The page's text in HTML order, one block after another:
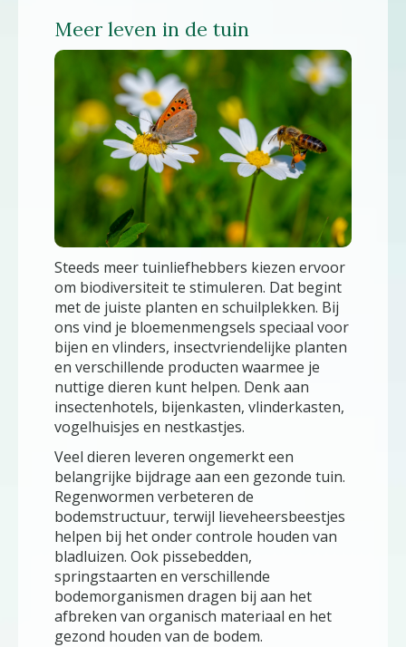
Meer leven in de tuin
Steeds meer tuinliefhebbers kiezen ervoor
om biodiversiteit te stimuleren. Dat begint
met de juiste planten en schuilplekken. Bij
ons vind je bloemenmengsels speciaal voor
bijen en vlinders, insectvriendelijke planten
en verschillende producten waarmee je
nuttige dieren kunt helpen. Denk aan
insectenhotels, bijenkasten, vlinderkasten,
vogelhuisjes en nestkastjes.
Veel dieren leveren ongemerkt een
belangrijke bijdrage aan een gezonde tuin.
Regenwormen verbeteren de
bodemstructuur, terwijl lieveheersbeestjes
helpen bij het onder controle houden van
bladluizen. Ook pissebedden,
springstaarten en verschillende
bodemorganismen dragen bij aan het
afbreken van organisch materiaal en het
gezond houden van de bodem.